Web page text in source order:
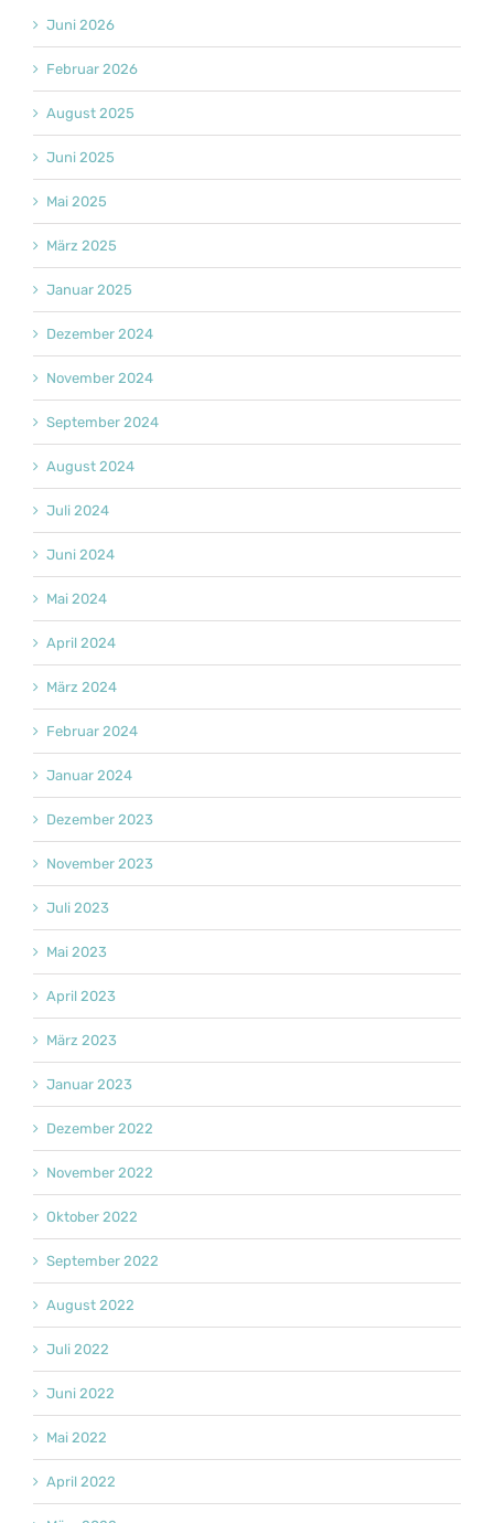
Juni 2026
Februar 2026
August 2025
Juni 2025
Mai 2025
März 2025
Januar 2025
Dezember 2024
November 2024
September 2024
August 2024
Juli 2024
Juni 2024
Mai 2024
April 2024
März 2024
Februar 2024
Januar 2024
Dezember 2023
November 2023
Juli 2023
Mai 2023
April 2023
März 2023
Januar 2023
Dezember 2022
November 2022
Oktober 2022
September 2022
August 2022
Juli 2022
Juni 2022
Mai 2022
April 2022